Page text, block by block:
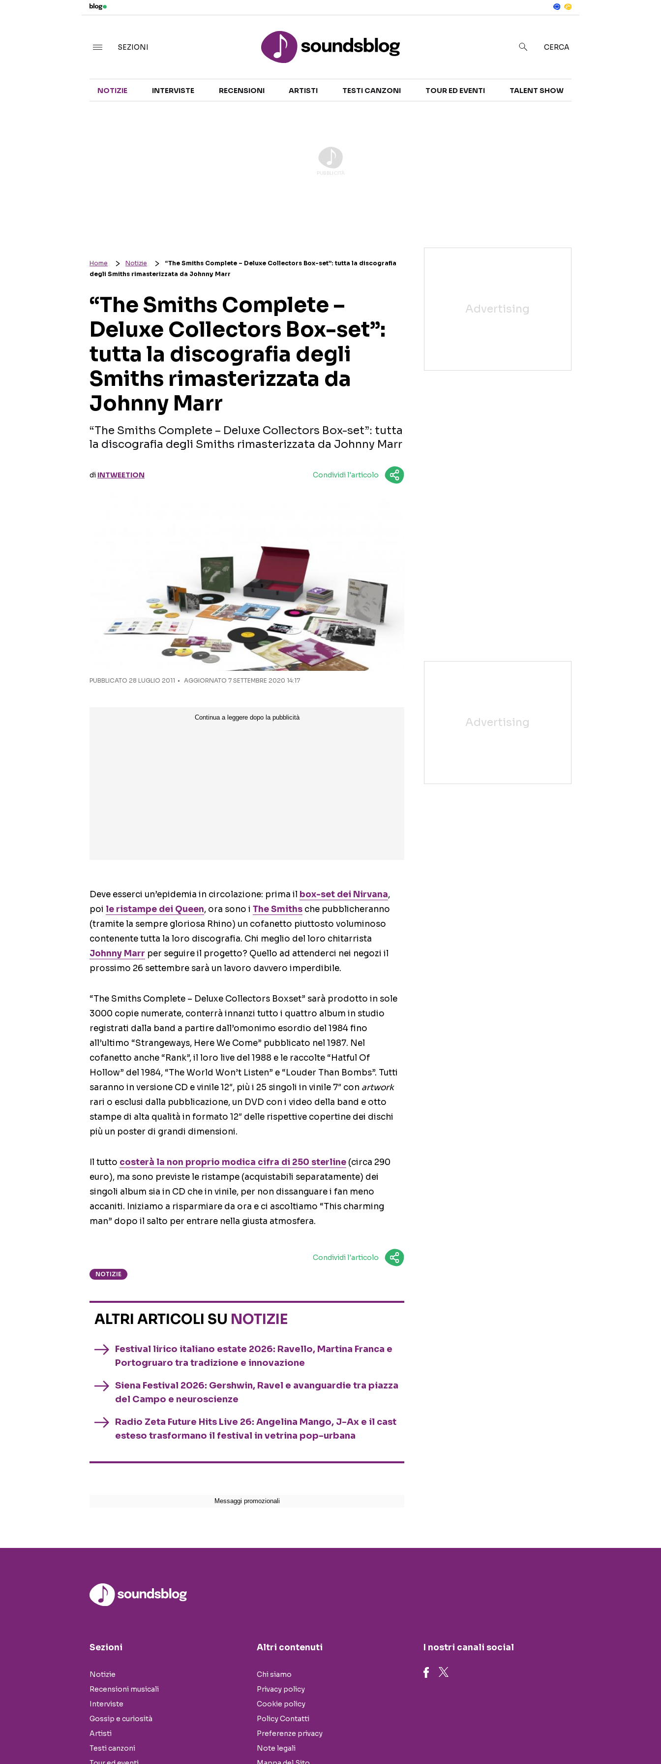
TALENT SHOW
SEZIONI CERCA
NOTIZIE INTERVISTE RECENSIONI ARTISTI TESTI CANZONI TOUR ED EVENTI TALENT SHOW
Home Notizie
“The Smiths Complete – Deluxe Collectors Box-set”: tutta la discografia
degli Smiths rimasterizzata da Johnny Marr
“The Smiths Complete –
Deluxe Collectors Box-set”:
tutta la discografia degli
Smiths rimasterizzata da
Johnny Marr
“The Smiths Complete – Deluxe Collectors Box-set”: tutta
la discografia degli Smiths rimasterizzata da Johnny Marr
di INTWEETION Condividi l'articolo
PUBBLICATO 28 LUGLIO 2011 AGGIORNATO 7 SETTEMBRE 2020 14:17
Deve esserci un’epidemia in circolazione: prima il box-set dei Nirvana,
poi le ristampe dei Queen, ora sono i The Smiths che pubblicheranno
(tramite la sempre gloriosa Rhino) un cofanetto piuttosto voluminoso
contenente tutta la loro discografia. Chi meglio del loro chitarrista
Johnny Marr per seguire il progetto? Quello ad attenderci nei negozi il
prossimo 26 settembre sarà un lavoro davvero imperdibile.
“The Smiths Complete – Deluxe Collectors Boxset” sarà prodotto in sole
3000 copie numerate, conterrà innanzi tutto i quattro album in studio
registrati dalla band a partire dall’omonimo esordio del 1984 fino
all’ultimo “Strangeways, Here We Come” pubblicato nel 1987. Nel
cofanetto anche “Rank”, il loro live del 1988 e le raccolte “Hatful Of
Hollow” del 1984, “The World Won’t Listen” e “Louder Than Bombs”. Tutti
saranno in versione CD e vinile 12″, più i 25 singoli in vinile 7″ con artwork
rari o esclusi dalla pubblicazione, un DVD con i video della band e otto
stampe di alta qualità in formato 12″ delle rispettive copertine dei dischi
più un poster di grandi dimensioni.
Il tutto costerà la non proprio modica cifra di 250 sterline (circa 290
euro), ma sono previste le ristampe (acquistabili separatamente) dei
singoli album sia in CD che in vinile, per non dissanguare i fan meno
accaniti. Iniziamo a risparmiare da ora e ci ascoltiamo “This charming
man” dopo il salto per entrare nella giusta atmosfera.
Condividi l'articolo
NOTIZIE
ALTRI ARTICOLI SU NOTIZIE
Festival lirico italiano estate 2026: Ravello, Martina Franca e
Portogruaro tra tradizione e innovazione
Siena Festival 2026: Gershwin, Ravel e avanguardie tra piazza
del Campo e neuroscienze
Radio Zeta Future Hits Live 26: Angelina Mango, J-Ax e il cast
esteso trasformano il festival in vetrina pop-urbana
Sezioni
Notizie
Recensioni musicali
Interviste
Gossip e curiosità
Artisti
Testi canzoni
Altri contenuti
Chi siamo
Privacy policy
Cookie policy
Policy Contatti
Preferenze privacy
Note legali
I nostri canali social